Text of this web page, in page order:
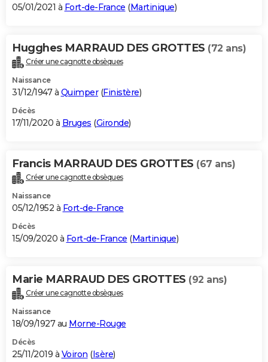
05/01/2021 à Fort-de-France (Martinique)
Hugghes MARRAUD DES GROTTES (72 ans)
Créer une cagnotte obsèques
Naissance
31/12/1947 à Quimper(Finistère)
Décès
17/11/2020 à Bruges (Gironde)
Francis MARRAUD DES GROTTES (67 ans)
Créer une cagnotte obsèques
Naissance
05/12/1952 à Fort-de-France
Décès
15/09/2020 à Fort-de-France (Martinique)
Marie MARRAUD DES GROTTES (92 ans)
Créer une cagnotte obsèques
Naissance
18/09/1927 au Morne-Rouge
Décès
25/11/2019 à Voiron (Isère)